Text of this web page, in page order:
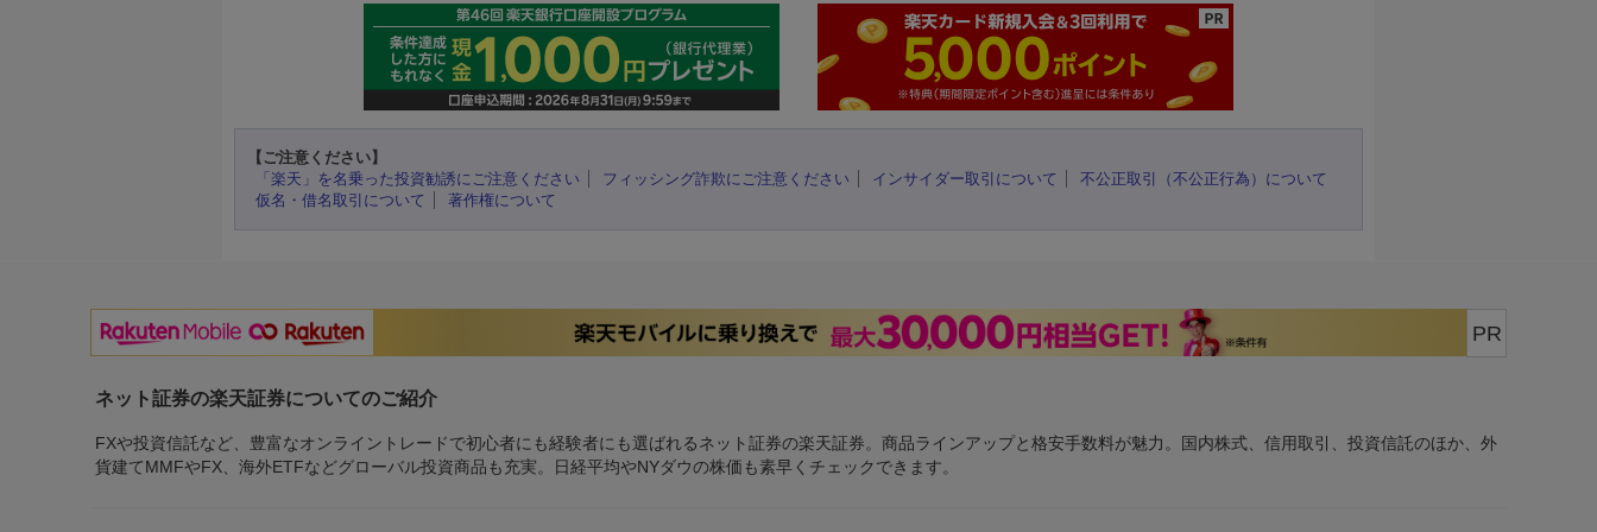
【ご注意ください】
「楽天」を名乗った投資勧誘にご注意ください
フィッシング詐欺にご注意ください インサイダー取引について
不公正取引（不公正行為）について
仮名・借名取引について
著作権について
PR
ネット証券の楽天証券についてのご紹介
FXや投資信託など、豊富なオンライントレードで初心者にも経験者にも選ばれるネット証券の楽天証券。商品ラインアップと格安手数料が魅力。国内株式、信用取引、投資信託のほか、外
貨建てMMFやFX、海外ETFなどグローバル投資商品も充実。日経平均やNYダウの株価も素早くチェックできます。